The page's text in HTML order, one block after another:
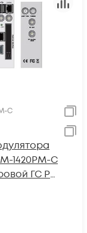
C
1420PM-C
ГС PBI